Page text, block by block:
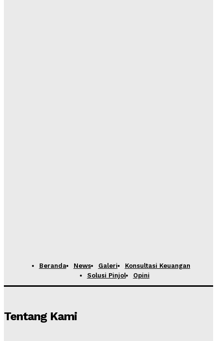
Beranda News Galeri
Konsultasi Keuangan
Solusi Pinjol
Opini
Tentang Kami